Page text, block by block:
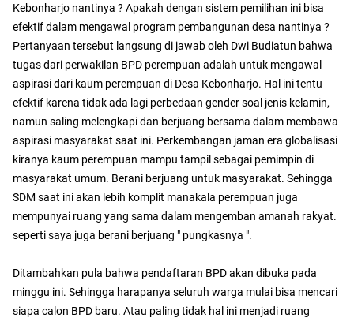
Kebonharjo nantinya ? Apakah dengan sistem pemilihan ini bisa
efektif dalam mengawal program pembangunan desa nantinya ?
Pertanyaan tersebut langsung di jawab oleh Dwi Budiatun bahwa
tugas dari perwakilan BPD perempuan adalah untuk mengawal
aspirasi dari kaum perempuan di Desa Kebonharjo. Hal ini tentu
efektif karena tidak ada lagi perbedaan gender soal jenis kelamin,
namun saling melengkapi dan berjuang bersama dalam membawa
aspirasi masyarakat saat ini. Perkembangan jaman era globalisasi
kiranya kaum perempuan mampu tampil sebagai pemimpin di
masyarakat umum. Berani berjuang untuk masyarakat. Sehingga
SDM saat ini akan lebih komplit manakala perempuan juga
mempunyai ruang yang sama dalam mengemban amanah rakyat.
seperti saya juga berani berjuang " pungkasnya ".
Ditambahkan pula bahwa pendaftaran BPD akan dibuka pada
minggu ini. Sehingga harapanya seluruh warga mulai bisa mencari
siapa calon BPD baru. Atau paling tidak hal ini menjadi ruang